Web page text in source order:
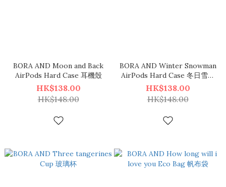
BORA AND Moon and Back
AirPods Hard Case 耳機殼
HK$138.00
HK$148.00
BORA AND Winter Snowman
AirPods Hard Case 冬日雪人
硬身耳機殼
HK$138.00
HK$148.00